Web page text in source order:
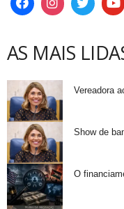
AS MAIS
Vereadora
Show de
O